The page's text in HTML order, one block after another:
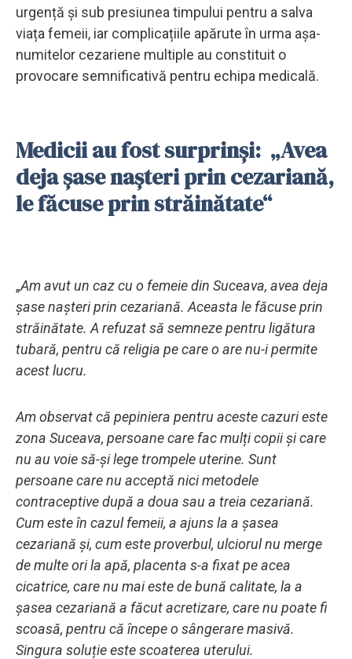
urgență și sub presiunea timpului pentru a salva
viața femeii, iar complicațiile apărute în urma așa-
numitelor cezariene multiple au constituit o
provocare semnificativă pentru echipa medicală.
Medicii au fost surprinși: „Avea
deja șase nașteri prin cezariană,
le făcuse prin străinătate“
„Am avut un caz cu o femeie din Suceava, avea deja
șase nașteri prin cezariană. Aceasta le făcuse prin
străinătate. A refuzat să semneze pentru ligătura
tubară, pentru că religia pe care o are nu-i permite
acest lucru.
Am observat că pepiniera pentru aceste cazuri este
zona Suceava, persoane care fac mulți copii și care
nu au voie să-și lege trompele uterine. Sunt
persoane care nu acceptă nici metodele
contraceptive după a doua sau a treia cezariană.
Cum este în cazul femeii, a ajuns la a șasea
cezariană și, cum este proverbul, ulciorul nu merge
de multe ori la apă, placenta s-a fixat pe acea
cicatrice, care nu mai este de bună calitate, la a
șasea cezariană a făcut acretizare, care nu poate fi
scoasă, pentru că începe o sângerare masivă.
Singura soluție este scoaterea uterului.